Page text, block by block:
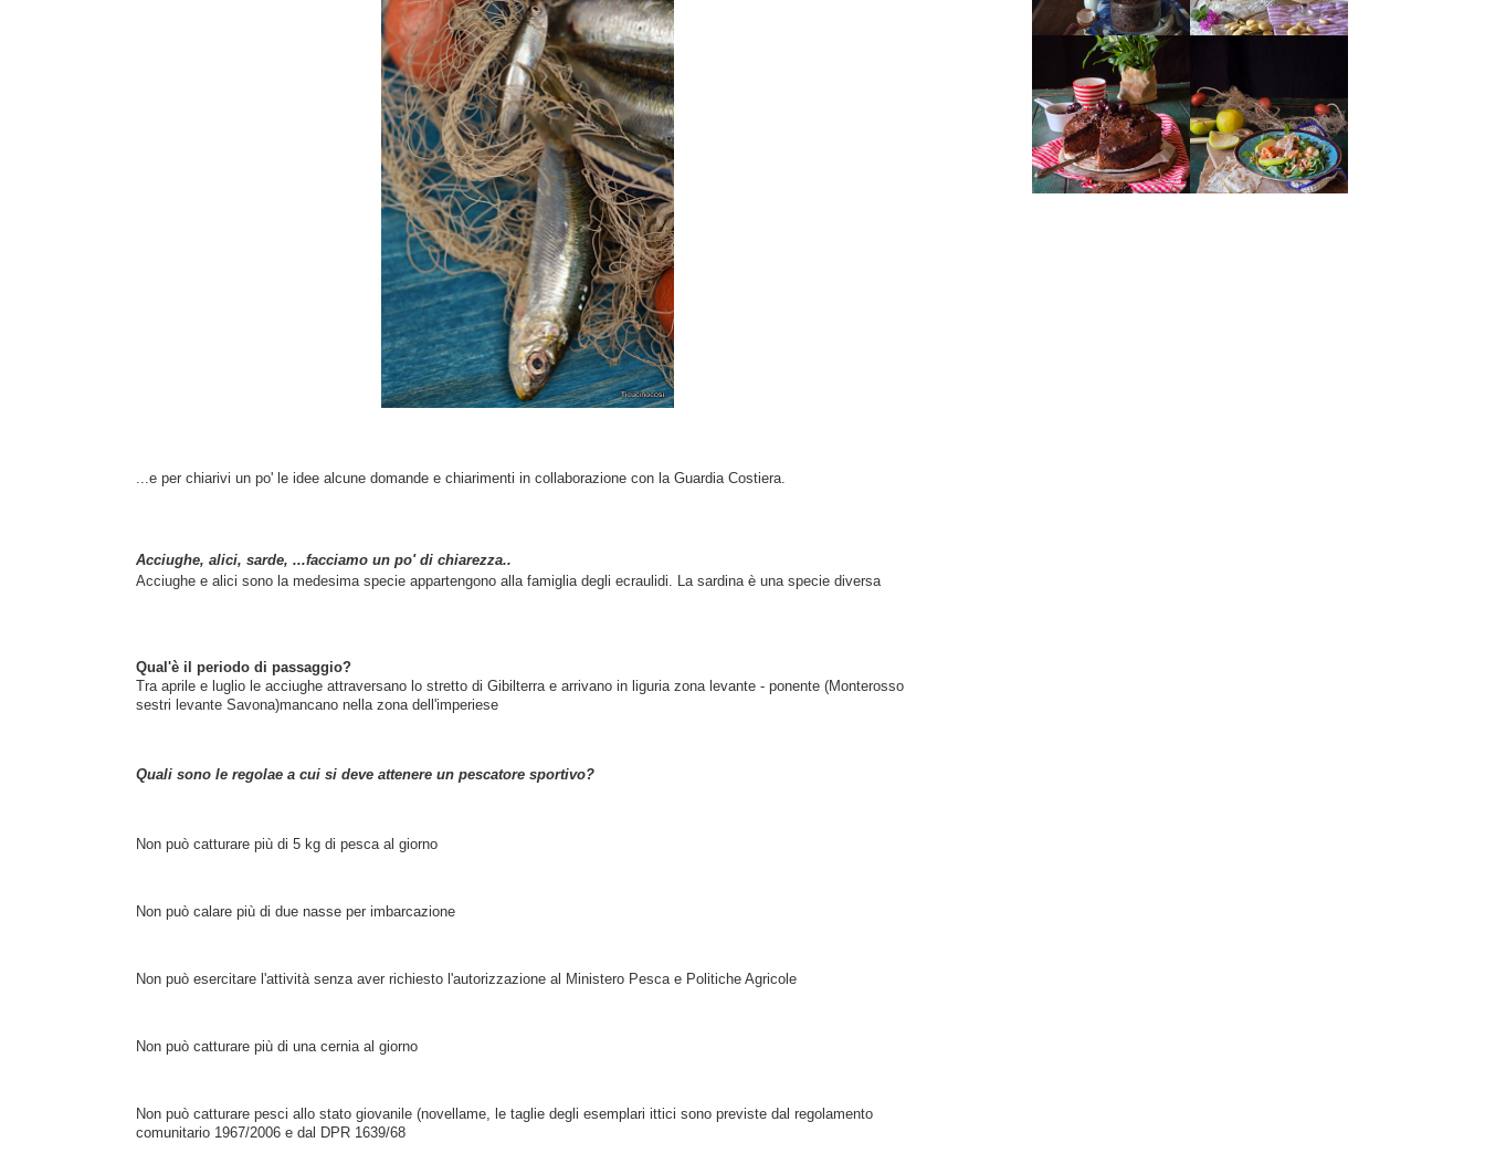
...e per chiarivi un po' le idee alcune domande e chiarimenti in collaborazione con la Guardia Costiera.
Acciughe, alici, sarde, ...facciamo un po' di chiarezza..
Acciughe e alici sono la medesima specie appartengono alla famiglia degli ecraulidi. La sardina è una specie diversa
Qual'è il periodo di passaggio?
Tra aprile e luglio le acciughe attraversano lo stretto di Gibilterra e arrivano in liguria zona levante - ponente (Monterosso
sestri levante Savona)mancano nella zona dell'imperiese
Quali sono le regolae a cui si deve attenere un pescatore sportivo?
Non può catturare più di 5 kg di pesca al giorno
Non può calare più di due nasse per imbarcazione
Non può esercitare l'attività senza aver richiesto l'autorizzazione al Ministero Pesca e Politiche Agricole
Non può catturare più di una cernia al giorno
Non può catturare pesci allo stato giovanile (novellame, le taglie degli esemplari ittici sono previste dal regolamento
comunitario 1967/2006 e dal DPR 1639/68
TORTA DOPPIO
CIOCCOLATO E
CILIEGIE
INSALATA DI
SALMONE
AFFUMICATO,
MELE, NOCI,
RUCOLA